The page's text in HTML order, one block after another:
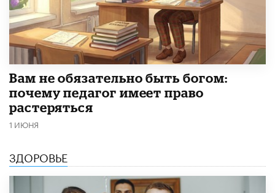
​Вам не обязательно быть богом:
почему педагог имеет право
растеряться
1 ИЮНЯ
ЗДОРОВЬЕ